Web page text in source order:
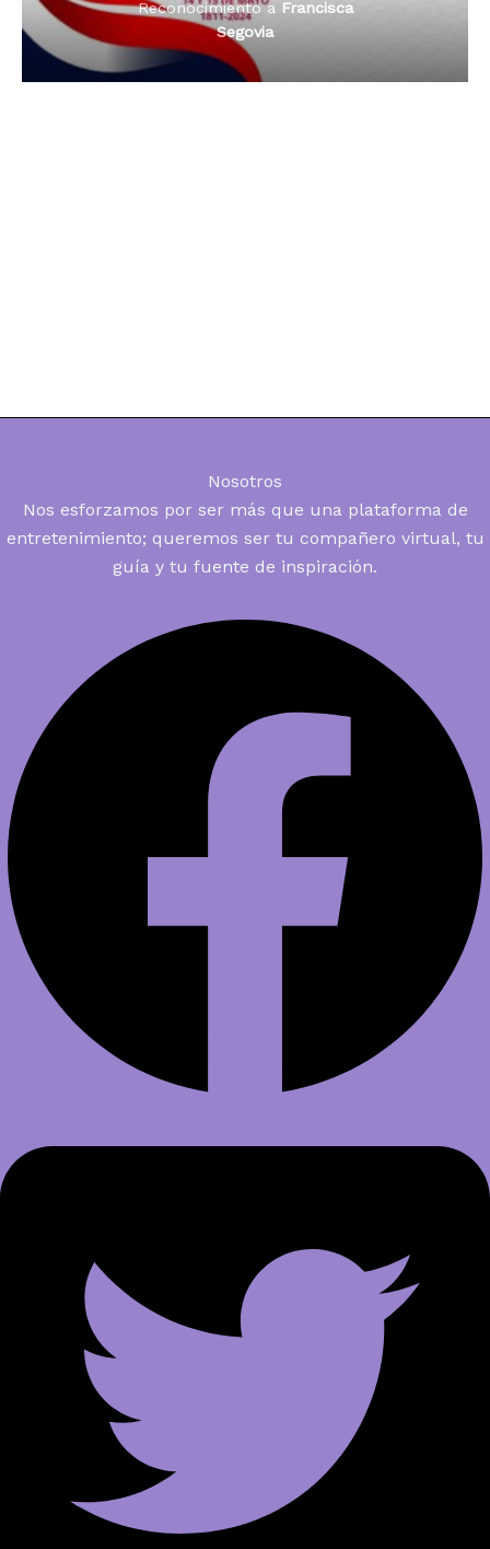
Dama de Oro 2024
Reconocimiento a Francisca
Segovia
Nosotros
Nos esforzamos por ser más que una plataforma de
entretenimiento; queremos ser tu compañero virtual, tu
guía y tu fuente de inspiración.